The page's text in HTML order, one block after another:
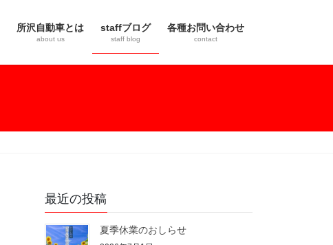
所沢自動車とは
about us
staffブログ
staff blog
各種お問い合わせ
contact
最近の投稿
夏季休業のおしらせ